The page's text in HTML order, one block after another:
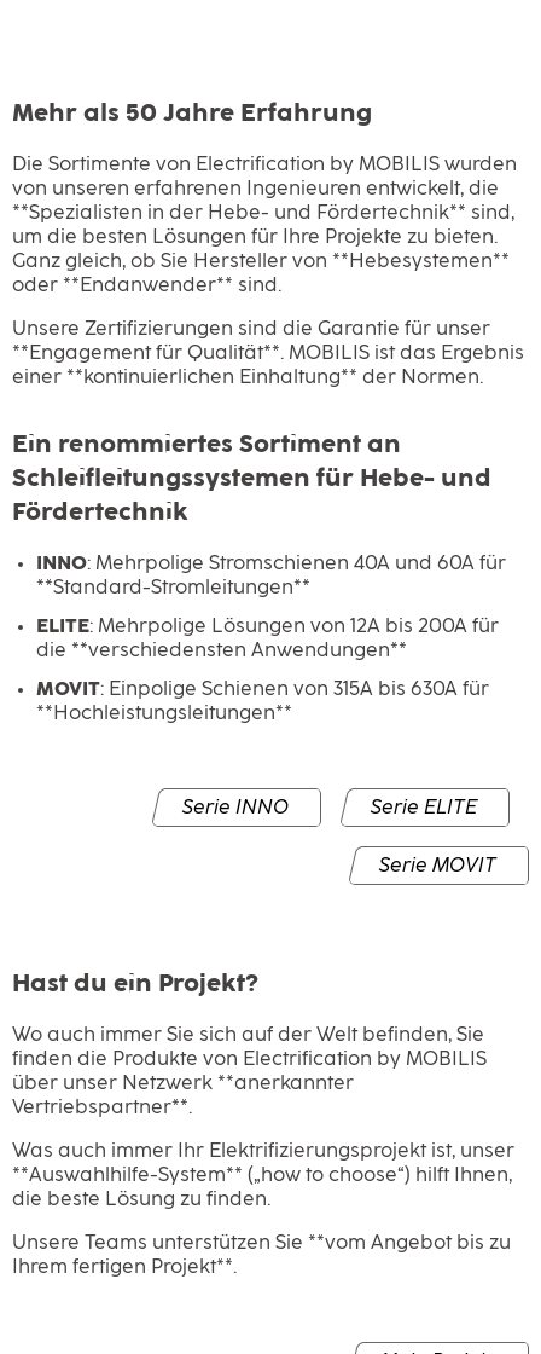
Mehr als 50 Jahre Erfahrung
Die Sortimente von Electrification by MOBILIS wurden
von unseren erfahrenen Ingenieuren entwickelt, die
**Spezialisten in der Hebe- und Fördertechnik** sind,
um die besten Lösungen für Ihre Projekte zu bieten.
Ganz gleich, ob Sie Hersteller von **Hebesystemen**
oder **Endanwender** sind.
Unsere Zertifizierungen sind die Garantie für unser
**Engagement für Qualität**. MOBILIS ist das Ergebnis
einer **kontinuierlichen Einhaltung** der Normen.
Ein renommiertes Sortiment an
Schleifleitungssystemen für Hebe- und
Fördertechnik
INNO: Mehrpolige Stromschienen 40A und 60A für
**Standard-Stromleitungen**
ELITE: Mehrpolige Lösungen von 12A bis 200A für
die **verschiedensten Anwendungen**
MOVIT: Einpolige Schienen von 315A bis 630A für
**Hochleistungsleitungen**
Serie INNO Serie ELITE
Serie MOVIT
Hast du ein Projekt?
Wo auch immer Sie sich auf der Welt befinden, Sie
finden die Produkte von Electrification by MOBILIS
über unser Netzwerk **anerkannter
Vertriebspartner**.
Was auch immer Ihr Elektrifizierungsprojekt ist, unser
**Auswahlhilfe-System** („how to choose“) hilft Ihnen,
die beste Lösung zu finden.
Unsere Teams unterstützen Sie **vom Angebot bis zu
Ihrem fertigen Projekt**.